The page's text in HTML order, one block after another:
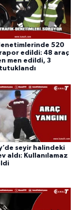
520
edildi: 48 araç
men edildi, 3
seyir halindeki
aldı: Kullanılamaz